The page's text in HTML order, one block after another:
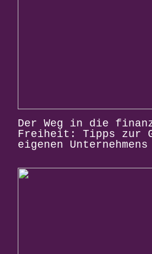
Der Weg in die
Freiheit: Tipps zur
eigenen Unternehmens